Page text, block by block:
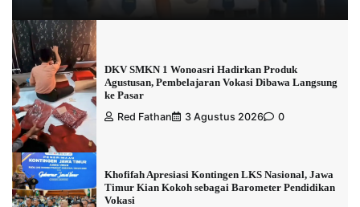
DKV SMKN 1 Wonoasri Hadirkan Produk
Agustusan, Pembelajaran Vokasi Dibawa Langsung
ke Pasar
Red Fathan
3 Agustus 2026 0
Khofifah Apresiasi Kontingen LKS Nasional, Jawa
Timur Kian Kokoh sebagai Barometer Pendidikan
Vokasi